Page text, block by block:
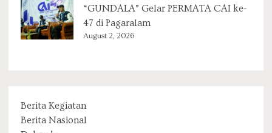
“GUNDALA” Gelar PERMATA CAI ke-
47 di Pagaralam
August 2, 2026
Berita Kegiatan
Berita Nasional